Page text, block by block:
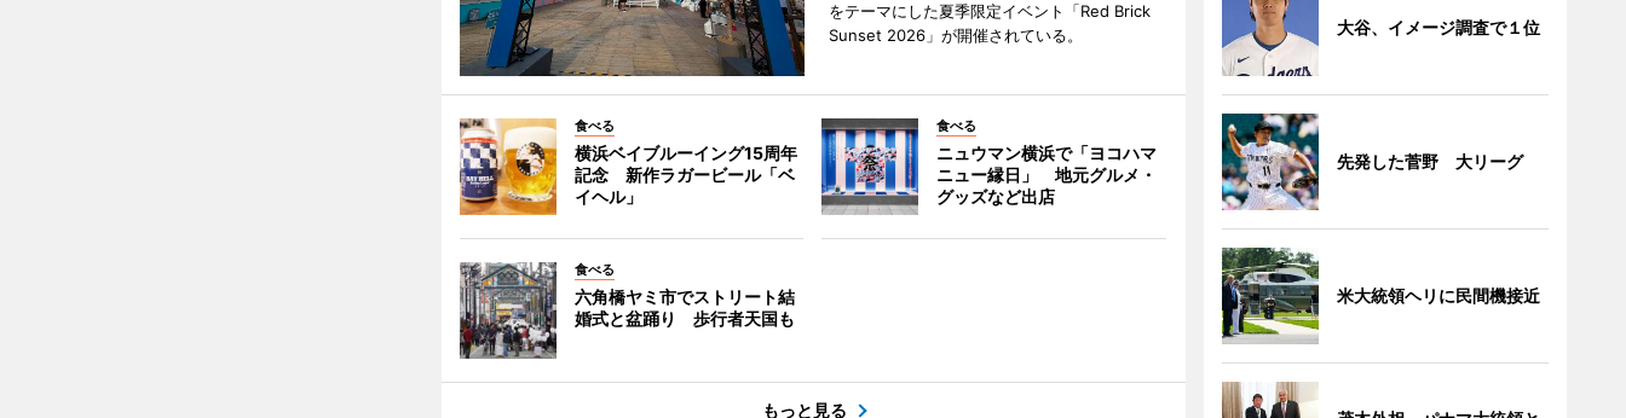
をテーマにした夏季限定イベント「Red Brick
Sunset 2026」が開催されている。
食べる
横浜ベイブルーイング15周年
記念 新作ラガービール「ベ
イヘル」
食べる
ニュウマン横浜で「ヨコハマ
ニュー縁日」 地元グルメ・
グッズなど出店
食べる
六角橋ヤミ市でストリート結
婚式と盆踊り 歩行者天国も
もっと見る
大谷、イメージ調査で１位
先発した菅野 大リーグ
米大統領ヘリに民間機接近